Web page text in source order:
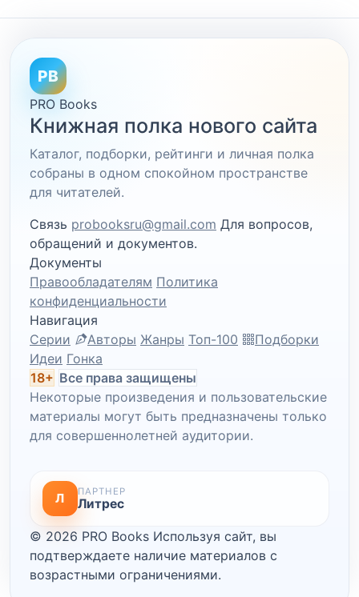
PB
PRO Books
Книжная полка нового сайта
Каталог, подборки, рейтинги и личная полка
собраны в одном спокойном пространстве
для читателей.
Связь probooksru@gmail.com Для вопросов,
обращений и документов.
Документы
Правообладателям Политика
конфиденциальности
Навигация
Серии
Авторы Жанры Топ-100
Подборки
Идеи Гонка
18+ Все права защищены
Некоторые произведения и пользовательские
материалы могут быть предназначены только
для совершеннолетней аудитории.
Л ПАРТНЕР
Литрес
© 2026 PRO Books Используя сайт, вы
подтверждаете наличие материалов с
возрастными ограничениями.